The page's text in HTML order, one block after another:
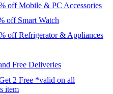
off Mobile & PC Accessories
off Smart Watch
off Refrigerator & Appliances
Free Deliveries
2 Free *valid on all
item